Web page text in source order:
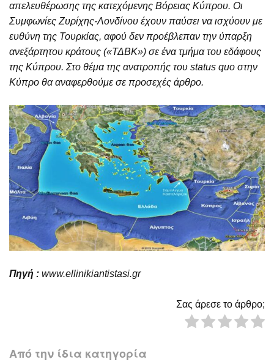
απελευθέρωσης της κατεχόμενης Βόρειας Κύπρου. Οι
Συμφωνίες Ζυρίχης-Λονδίνου έχουν παύσει να ισχύουν με
ευθύνη της Τουρκίας, αφού δεν προέβλεπαν την ύπαρξη
ανεξάρτητου κράτους («ΤΔΒΚ») σε ένα τμήμα του εδάφους
της Κύπρου. Στο θέμα της ανατροπής του status quo στην
Κύπρο θα αναφερθούμε σε προσεχές άρθρο.
Πηγή : www.ellinikiantistasi.gr
Σας άρεσε το άρθρο;
Από την ίδια κατηγορία